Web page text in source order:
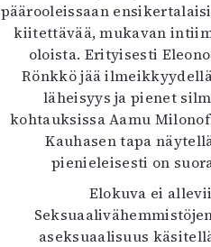
päärooleissaan
kiitettävää, mukavan
oloista. Erityisesti
Rönkkö jää
läheisyys ja pienet
kohtauksissa Aamu
Kauhasen tapa
pienieleisesti on
Elokuva ei
aseksuaalisuus